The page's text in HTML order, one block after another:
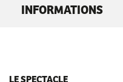
INFORMATIONS
LE SPECTACLE